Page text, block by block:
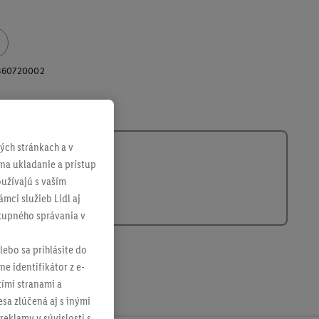
stránkach a v
ukladanie a prístup
s vaším
služieb Lidl aj
správania v
sa prihlásite do
identifikátor z e-
stranami a
zlúčená aj s inými